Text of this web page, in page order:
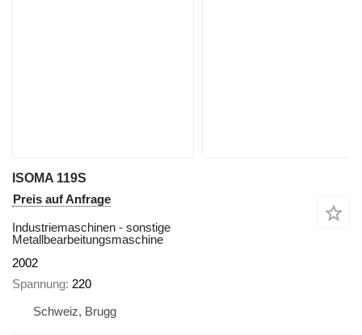
ISOMA 119S
Preis auf Anfrage
Industriemaschinen - sonstige
Metallbearbeitungsmaschine
2002
Spannung 220
Schweiz, Brugg